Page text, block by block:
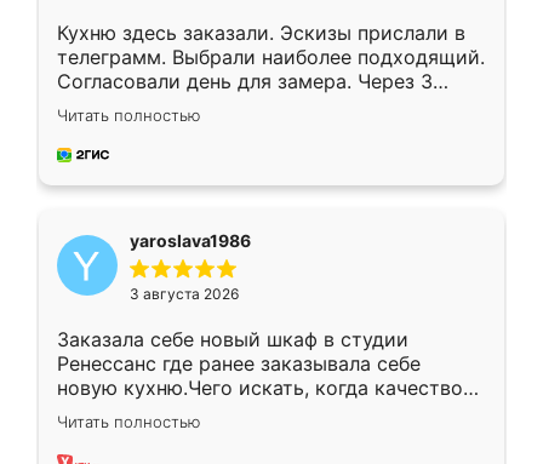
Кухню здесь заказали. Эскизы прислали в
телеграмм. Выбрали наиболее подходящий.
Согласовали день для замера. Через 3
недели кухня была уже готова. Остались
довольны работой. Спасибо Ренессанс
мебель за качественную работу!
Читать полностью
yaroslava1986
3 августа 2026
Заказала себе новый шкаф в студии
Ренессанс где ранее заказывала себе
новую кухню.Чего искать, когда качеством
вполне довольна. Служит кухня уже почти
два года, нареканий нет.
Читать полностью